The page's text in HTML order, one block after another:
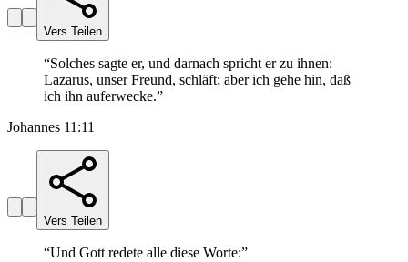
Vers Teilen
“Solches sagte er, und darnach spricht er zu ihnen:
Lazarus, unser Freund, schläft; aber ich gehe hin, daß
ich ihn auferwecke.”
Johannes 11:11
Vers Teilen
“Und Gott redete alle diese Worte:”